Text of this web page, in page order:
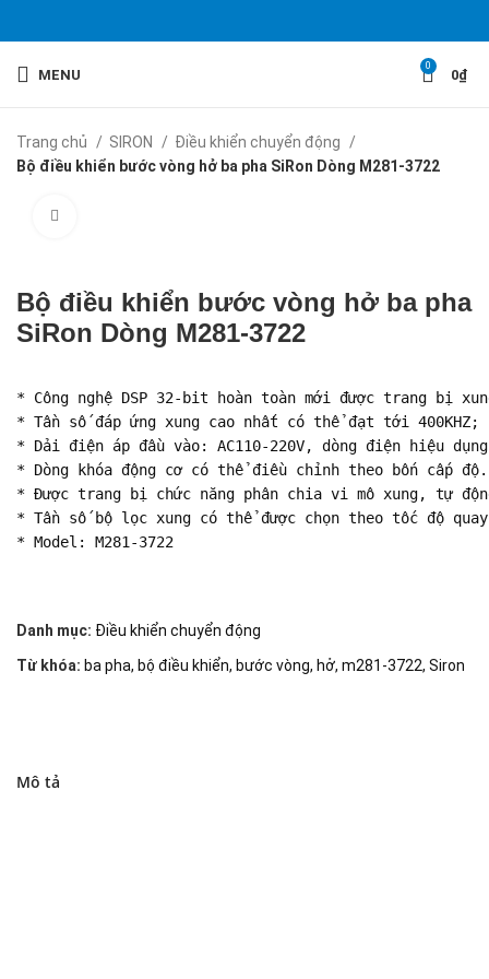
MENU
0
0₫
Trang chủ SIRON
Điều khiển chuyển động
Bộ điều khiển bước vòng hở ba pha SiRon Dòng M281-3722
Bộ điều khiển bước vòng hở ba pha
SiRon Dòng M281-3722
* Công nghệ DSP 32-bit hoàn toàn mới được trang bị
* Tần số đáp ứng xung cao nhất có thể đạt tới 400KHZ;
* Dải điện áp đầu vào: AC110-220V, dòng điện hiệu
* Dòng khóa động cơ có thể điều chỉnh theo bốn cấp
* Được trang bị chức năng phân chia vi mô xung, tự
* Tần số bộ lọc xung có thể được chọn theo tốc độ
* Model: M281-3722
Danh mục: Điều khiển chuyển động
Từ khóa: ba pha, bộ điều khiển, bước vòng, hở, m281-3722, Siron
Mô tả